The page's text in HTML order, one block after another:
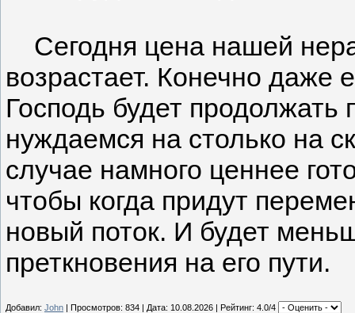
Сегодня цена нашей
возрастает. Конечно даже
Господь будет продолжать
нуждаемся на столько на
случае намного ценнее
чтобы когда придут
новый поток. И будет
преткновения на его пути.
Добавил: John | Просмотров: 834 | Дата: 10.08.2026 | Рейтинг: 4.0/4